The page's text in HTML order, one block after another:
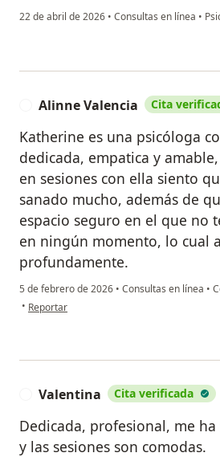
22 de abril de 2026 • Consultas en línea •
Alinne Valencia Cita
Katherine es una psicóloga
dedicada, empatica y
en sesiones con ella siento
sanado mucho, además de
espacio seguro en el que no
en ningún momento, lo cual
profundamente.
5 de febrero de 2026 • Consultas en línea •
• en opinión del usuario Alinne Valencia
Reportar
Valentina Cita verificada
Dedicada, profesional, me
y las sesiones son comodas.